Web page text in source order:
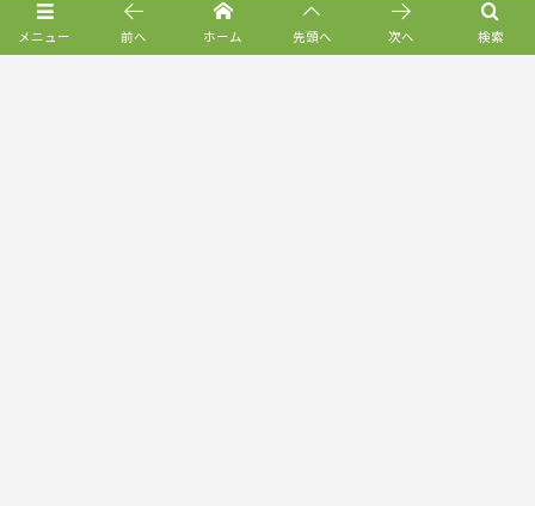
メニュー 検索
前へ ホーム 先頭へ 次へ